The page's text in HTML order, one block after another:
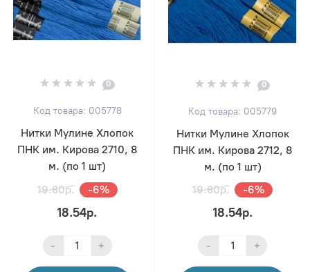
0
Код товара: 005778
Нитки Мулине Хлопок
ПНК им. Кирова 2710, 8
м. (по 1 шт)
19.80р.
-6%
18.54р.
- +
0
Код товара: 005779
Нитки Мулине Хлопок
ПНК им. Кирова 2712, 8
м. (по 1 шт)
19.80р.
-6%
18.54р.
- +